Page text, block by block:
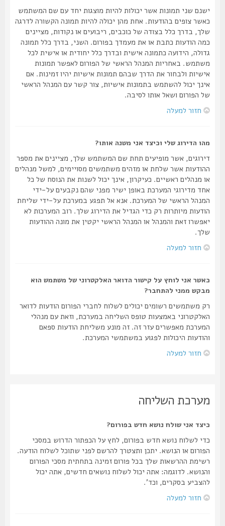
ישנם שני תמונות אשר יכולות להיות מוצגות יחד עם שם המשתמש
כאשר צופים בהודעות. אחת מהן יכולה להיות תמונה הקשורה לדרגה
שלך, בדרך כלל בצודה של כוכבים, ריבועים או נקודות, מציינים
כמה הודעות כתבת או את מעמדך בפורום. השני, בדרך כלל תמונה
גדולה, הידועה כתמונה אישית ובדרך כלל יחודית או אישית לכל
משתמש. באחריות המנהל הראשי של הפורום לאפשר תמונות
אישיות ולבחור את הדרך שבהם תמונות אישיות יהיו זמינות. אם
אינך יכול להשתמש בתמונות אישיות, צור קשר עם המנהל הראשי
של הפורום ושאל אותו לסיבה.
חזור למעלה
מהו הדירוג שלי וכיצד אני משנה אותו?
דירוגים, אשר מופיעים תחת שם המשתמש שלך, מציינים את מספר
ההודעות אשר שלחת או מזהים משתמשים מסויימים, למשל מנהלים
או מנהלים ראשיים. כעיקרון, אינך יכול לשנות את הנוסח של כל
אחד מדירוגי המערכת באופן ישיר מפני שהם נקבעים על-ידי
המנהל הראשי של המערכת. אנא אל תפגע במערכת על-ידי שליחת
הודעות מיותרות רק כדי הגדיל את הדירוג שלך. רוב המערכות לא
יאפשרו זאת והמנהל או המנהל הראשי יקטין את מונה ההודעות
חזור למעלה
כאשר אני לוחץ על קישור הדואר האלקטרוני של משתמש הוא
מבקש ממני להתחבר?
רק משתמשים רשומים יכולים לשלוח לחברי הפורום הודעות לדואר
האלקטרוני באמצעות טופס השליחה במערכת, וזאת עם מנהלי
המערכת מאפשרים עזר זה. זה מונע משליחת הודעות ספאם
והודעות היכולות לפגוע במשתמשי המערכת.
חזור למעלה
מערכת השליחה
כיצד אני שולח נושא חדש בפורום?
כדי לשלוח נושא חדש בפורום, לחץ על הכפתור הדרוש במסכי
הפורום או הנושא. יתכן ותצטרך להרשם לפני שתוכל לשלוח הודעה.
רשימת ההרשאות שלך בכל פורום זמינה בתחתית מסכי הפורום
והנושא. לדוגמה: אתה יכול לשלוח נושאים חדשים, אתה יכול
להצביע בסקרים, וכד'.
חזור למעלה